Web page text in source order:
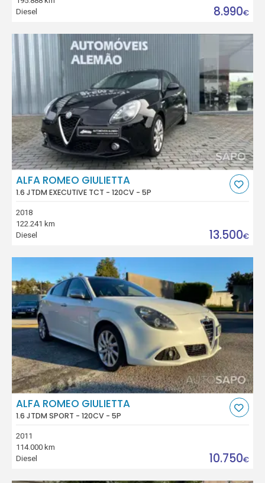
Diesel
8.990€
ALFA ROMEO GIULIETTA
1.6 JTDM EXECUTIVE TCT - 120CV - 5P
2018
122.241 km
Diesel
13.500€
ALFA ROMEO GIULIETTA
1.6 JTDM SPORT - 120CV - 5P
2011
114.000 km
Diesel
10.750€